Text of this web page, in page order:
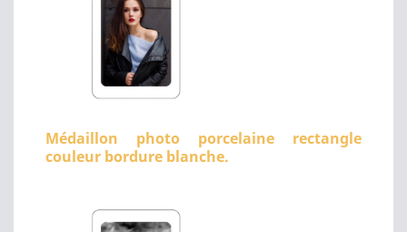
Médaillon photo porcelaine rectangle
couleur bordure blanche.